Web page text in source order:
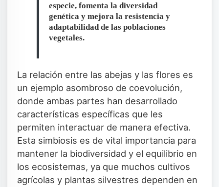
especie, fomenta la diversidad
genética y mejora la resistencia y
adaptabilidad de las poblaciones
vegetales.
La relación entre las abejas y las flores es
un ejemplo asombroso de coevolución,
donde ambas partes han desarrollado
características específicas que les
permiten interactuar de manera efectiva.
Esta simbiosis es de vital importancia para
mantener la biodiversidad y el equilibrio en
los ecosistemas, ya que muchos cultivos
agrícolas y plantas silvestres dependen en